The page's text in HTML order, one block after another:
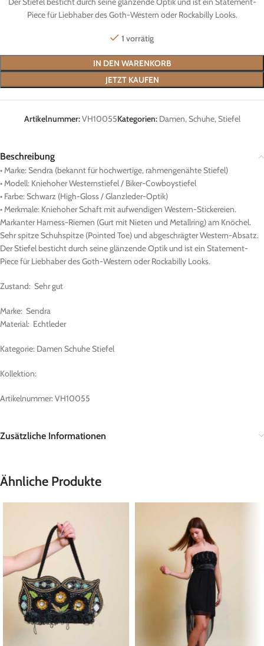
Piece für Liebhaber des Goth-Western oder Rockabilly Looks.
1 vorrätig
IN DEN WARENKORB
JETZT KAUFEN
Artikelnummer:VH10055Kategorien: Damen, Schuhe, Stiefel
Beschreibung
• Marke: Sendra (bekannt für hochwertige, rahmengenähte Stiefel)
• Modell: Kniehoher Westernstiefel / Biker-Cowboystiefel
• Farbe: Schwarz (High-Gloss / Glanzleder-Optik)
• Merkmale: Kniehoher Schaft mit aufwendigen Western-Stickereien.
Markanter Harness-Riemen (Gurt mit Nieten und Metallring) am Knöchel.
Sehr spitze Schuhspitze (Pointed Toe) und abgeschrägter Western-Absatz.
Der Stiefel besticht durch seine glänzende Optik und ist ein Statement-
Piece für Liebhaber des Goth-Western oder Rockabilly Looks.
Zustand: Sehr gut
Marke: Sendra
Material: Echtleder
Kategorie: Damen Schuhe Stiefel
Kollektion:
Artikelnummer: VH10055
Zusätzliche Informationen
Ähnliche Produkte